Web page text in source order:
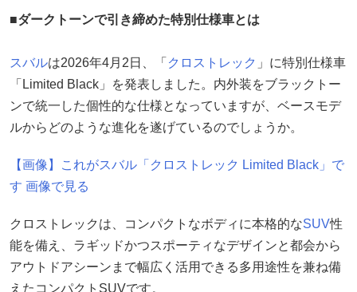
■ダークトーンで引き締めた特別仕様車とは
スバルは2026年4月2日、「 クロストレック 」に特別仕様車
「Limited Black」を発表しました。内外装をブラックトー
ンで統一した個性的な仕様となっていますが、ベースモデ
ルからどのような進化を遂げているのでしょうか。
【画像】これがスバル「クロストレック Limited Black」で
す 画像で見る
クロストレックは、コンパクトなボディに本格的なSUV性
能を備え、ラギッドかつスポーティなデザインと都会から
アウトドアシーンまで幅広く活用できる多用途性を兼ね備
えたコンパクトSUVです。